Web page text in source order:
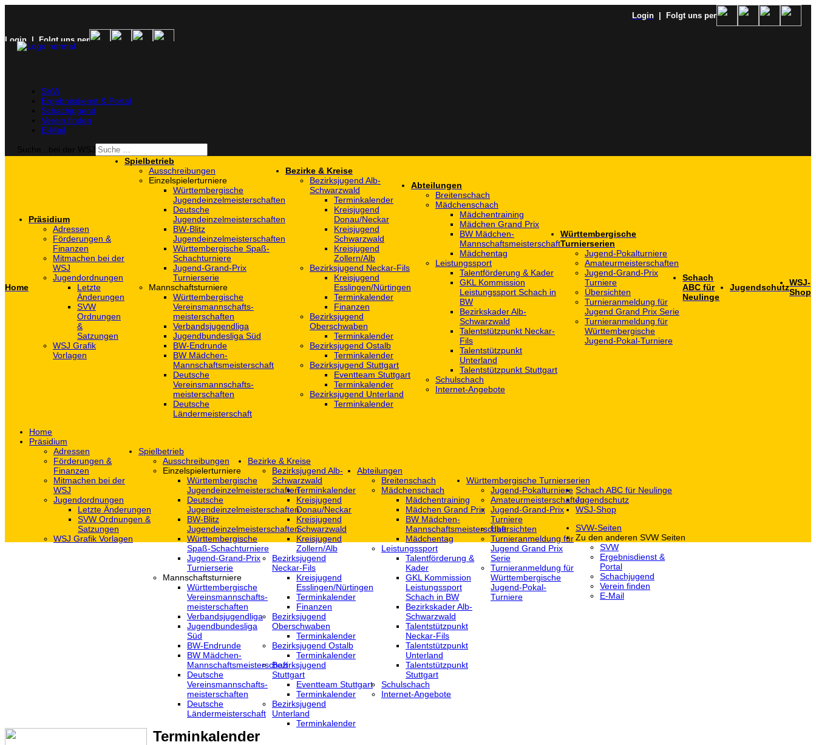
Login | Folgt uns per
Login | Folgt uns per
SVW
Ergebnisdienst & Portal
Schachjugend
Verein finden
E-Mail
Home
Präsidium
Adressen
Förderungen &
Finanzen
Mitmachen bei der
WSJ
Jugendordnungen
Letzte
Änderungen
SVW
Ordnungen
&
Satzungen
WSJ Grafik
Vorlagen
Spielbetrieb
Ausschreibungen
Einzelspielerturniere
Württembergische
Jugendeinzelmeisterschaften
Deutsche
Jugendeinzelmeisterschaften
BW-Blitz
Jugendeinzelmeisterschaften
Württembergische Spaß-
Schachturniere
Jugend-Grand-Prix
Turnierserie
Mannschaftsturniere
Württembergische
Vereinsmannschafts-
meisterschaften
Verbandsjugendliga
Jugendbundesliga Süd
BW-Endrunde
BW Mädchen-
Mannschaftsmeisterschaft
Deutsche
Vereinsmannschafts-
meisterschaften
Deutsche
Ländermeisterschaft
Bezirke & Kreise
Bezirksjugend Alb-
Schwarzwald
Terminkalender
Kreisjugend
Donau/Neckar
Kreisjugend
Schwarzwald
Kreisjugend
Zollern/Alb
Bezirksjugend Neckar-Fils
Kreisjugend
‎Esslingen/Nürtingen
Terminkalender
Finanzen
Bezirksjugend
Oberschwaben
Terminkalender
Bezirksjugend Ostalb
Terminkalender
Bezirksjugend Stuttgart
‎Eventteam Stuttgart
Terminkalender
Bezirksjugend Unterland
Terminkalender
Abteilungen
Breitenschach
Mädchenschach
Mädchentraining
Mädchen Grand Prix
BW Mädchen-
Mannschaftsmeisterschaft
Mädchentag
Leistungssport
Talentförderung & Kader
GKL Kommission
Leistungssport Schach in
BW
Bezirkskader Alb-
Schwarzwald
Talentstützpunkt Neckar-
Fils
Talentstützpunkt
Unterland
Talentstützpunkt Stuttgart
Schulschach
Internet-Angebote
Württembergische
Turnierserien
Jugend-Pokalturniere
Amateurmeisterschaften
Jugend-Grand-Prix
Turniere
Übersichten
Turnieranmeldung für
Jugend Grand Prix Serie
Turnieranmeldung für
Württembergische
Jugend-Pokal-Turniere
Schach
ABC für
Neulinge
JugendschutzWSJ-
Shop
Home
Präsidium
Adressen
Förderungen &
Finanzen
Mitmachen bei der
WSJ
Jugendordnungen
Letzte Änderungen
SVW Ordnungen &
Satzungen
WSJ Grafik Vorlagen
Spielbetrieb
Ausschreibungen
Einzelspielerturniere
Württembergische
Jugendeinzelmeisterschaften
Deutsche
Jugendeinzelmeisterschaften
BW-Blitz
Jugendeinzelmeisterschaften
Württembergische
Spaß-Schachturniere
Jugend-Grand-Prix
Turnierserie
Mannschaftsturniere
Württembergische
Vereinsmannschafts-
meisterschaften
Verbandsjugendliga
Jugendbundesliga
Süd
BW-Endrunde
BW Mädchen-
Mannschaftsmeisterschaft
Deutsche
Vereinsmannschafts-
meisterschaften
Deutsche
Ländermeisterschaft
Bezirke & Kreise
Bezirksjugend Alb-
Schwarzwald
Terminkalender
Kreisjugend
Donau/Neckar
Kreisjugend
Schwarzwald
Kreisjugend
Zollern/Alb
Bezirksjugend
Neckar-Fils
Kreisjugend
‎Esslingen/Nürtingen
Terminkalender
Finanzen
Bezirksjugend
Oberschwaben
Terminkalender
Bezirksjugend Ostalb
Terminkalender
Bezirksjugend
Stuttgart
‎Eventteam Stuttgart
Terminkalender
Bezirksjugend
Unterland
Terminkalender
Abteilungen
Breitenschach
Mädchenschach
Mädchentraining
Mädchen Grand Prix
BW Mädchen-
Mannschaftsmeisterschaft
Mädchentag
Leistungssport
Talentförderung &
Kader
GKL Kommission
Leistungssport
Schach in BW
Bezirkskader Alb-
Schwarzwald
Talentstützpunkt
Neckar-Fils
Talentstützpunkt
Unterland
Talentstützpunkt
Stuttgart
Schulschach
Internet-Angebote
Württembergische Turnierserien
Jugend-Pokalturniere
Amateurmeisterschaften
Jugend-Grand-Prix
Turniere
Übersichten
Turnieranmeldung für
Jugend Grand Prix
Serie
Turnieranmeldung für
Württembergische
Jugend-Pokal-
Turniere
Schach ABC für Neulinge
Jugendschutz
WSJ-Shop
SVW-Seiten
Zu den anderen SVW Seiten
SVW
Ergebnisdienst &
Portal
Schachjugend
Verein finden
E-Mail
Terminkalender